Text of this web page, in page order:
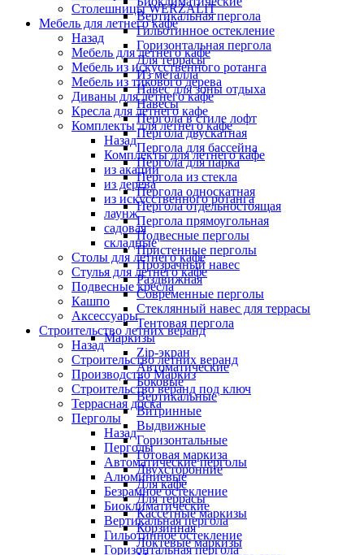
Вертикальная пергола
Гильотинное остекление
Горизонтальная пергола
Для террасы
Из металла
Навес для зоны отдыха
Навесы
Пергола в стиле лофт
Пергола двускатная
Пергола для бассейна
Пергола для парка
Пергола из стекла
Пергола односкатная
Пергола отдельностоящая
Пергола прямоугольная
Подвесные перголы
Пристенные перголы
Прозрачный навес
Раздвижная
Современные перголы
Стеклянный навес для террасы
Тентовая пергола
Маркизы
Zip-экран
Автоматические
Боковые
Вертикальные
Витринные
Выдвижные
Горизонтальные
Готовая маркиза
Двухсторонние
Для кафе
Для террасы
Кассетные маркизы
Корзинная
Локтевые маркизы
Столешницы WERZALIT
Мебель для летнего кафе
Назад
Мебель для летнего кафе
Мебель из искусственного ротанга
Мебель из тикового дерева
Диваны для летнего кафе
Кресла для летнего кафе
Комплекты для летнего кафе
Назад
Комплекты для летнего кафе
из акации
из дерева
из искусственного ротанга
лаунж
садовая
складные
Столы для летнего кафе
Стулья для летнего кафе
Подвесные кресла
Кашпо
Аксессуары
Строительство летних веранд
Назад
Строительство летних веранд
Производство Маркиз
Строительство веранд под ключ
Террасная доска
Перголы
Назад
Перголы
Автоматические перголы
Алюминиевые
Безрамное остекление
Биоклиматические
Вертикальная пергола
Гильотинное остекление
Горизонтальная пергола